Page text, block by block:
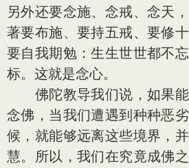
另外还要念施、念戒、念天
著要布施、要持五戒、要修
要自我期勉：生生世世都不
标。这就是念心。
佛陀教导我们说，如果能
念佛，当我们遭遇到种种恶
候，就能够远离这些境界，
慧。所以，我们在究竟成佛